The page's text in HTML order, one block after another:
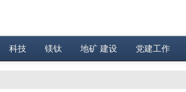
科技 镁钛 地矿 建设 党建工作